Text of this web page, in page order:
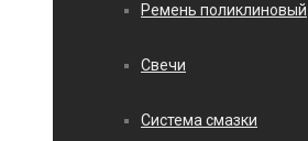
Ремень поликлиновый
Свечи
Система смазки